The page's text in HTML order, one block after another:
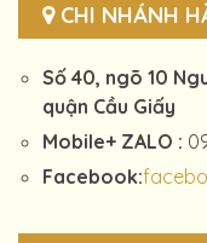
CHI NHÁNH
Số 40, ngõ 10
quận Cầu Giấy
Mobile+ ZALO :
Facebook: